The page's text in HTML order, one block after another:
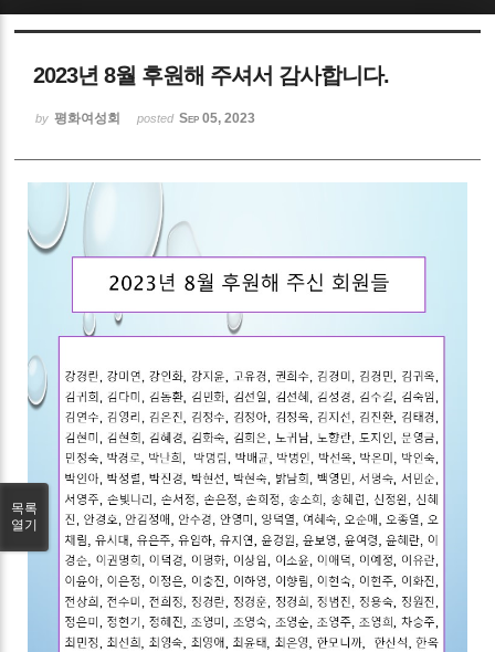
2023년 8월 후원해 주셔서 감사합니다.
by 평화여성회 posted Sep 05, 2023
목록
열기
Sketchbook5, 스케치북5
Sketchbook5, 스케치북5